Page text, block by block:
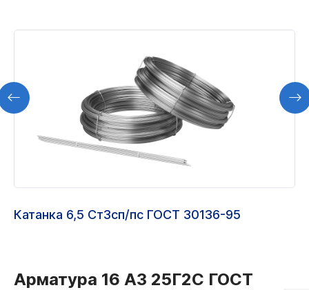
Катанка 6,5 Ст3сп/пс ГОСТ 30136-95
Арматура 16 А3 25Г2С ГОСТ